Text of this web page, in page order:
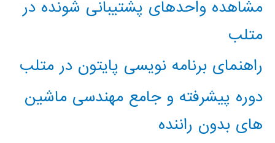
مشاهده واحدهای پشتیبانی شونده در
متلب
راهنمای برنامه نویسی پایتون در متلب
دوره پیشرفته و جامع مهندسی ماشین
های بدون راننده